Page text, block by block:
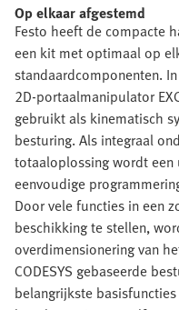
Op elkaar afgestemd
Festo heeft de compacte
een kit met optimaal op
standaardcomponenten.
2D-portaalmanipulator
gebruikt als kinematisch
besturing. Als integraal
totaaloplossing wordt
eenvoudige
Door vele functies in een
beschikking te stellen,
overdimensionering van
CODESYS gebaseerde
belangrijkste